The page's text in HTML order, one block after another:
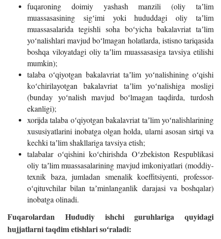
fuqaroning doimiy yashash manzili (oliy taʼlim
muassasasining sigʻimi yoki hududdagi oliy taʼlim
muassasalarida tegishli soha boʻyicha bakalavriat taʼlim
yoʻnalishlari mavjud boʻlmagan holatlarda, istisno tariqasida
boshqa viloyatdagi oliy taʼlim muassasasiga tavsiya etilishi
mumkin);
talaba oʻqiyotgan bakalavriat taʼlim yoʻnalishining oʻqishi
koʻchirilayotgan bakalavriat taʼlim yoʻnalishiga mosligi
(bunday yoʻnalish mavjud boʻlmagan taqdirda, turdosh
ekanligi);
xorijda talaba oʻqiyotgan bakalavriat taʼlim yoʻnalishlarining
xususiyatlarini inobatga olgan holda, ularni asosan sirtqi va
kechki taʼlim shakllariga tavsiya etish;
talabalar oʻqishini koʻchirishda Oʻzbekiston Respublikasi
oliy taʼlim muassasalarining mavjud imkoniyatlari (moddiy-
texnik baza, jumladan smenalik koeffitsiyenti, professor-
oʻqituvchilar bilan taʼminlanganlik darajasi va boshqalar)
inobatga olinadi.
Fuqarolardan Hududiy ishchi guruhlariga quyidagi
hujjatlarni taqdim etishlari soʻraladi: